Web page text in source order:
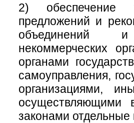
2) обеспечение
предложений и
объединений
некоммерческих
органами
самоуправления,
организациями,
осуществляющими
законами